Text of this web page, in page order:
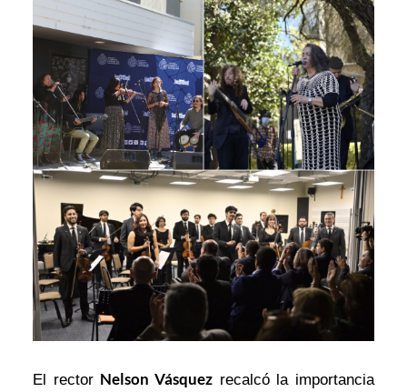
El rector Nelson Vásquez recalcó la importancia